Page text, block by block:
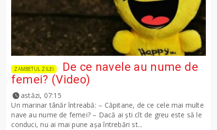
ZAMBETUL ZILEI
De ce navele au nume de
femei? (Video)
astăzi, 07:15
Un marinar tânăr întreabă: – Căpitane, de ce cele mai multe
nave au nume de femei? – Dacă ai şti cît de greu este să le
conduci, nu ai mai pune așa întrebări st...